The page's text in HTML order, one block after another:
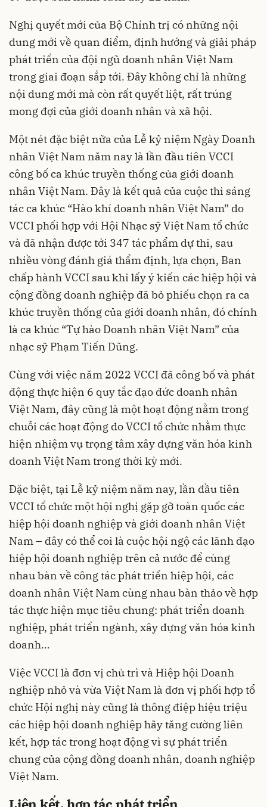
Nghị quyết mới của Bộ Chính trị có những nội
dung mới về quan điểm, định hướng và giải pháp
phát triển của đội ngũ doanh nhân Việt Nam
trong giai đoạn sắp tới. Đây không chỉ là những
nội dung mới mà còn rất quyết liệt, rất trúng
mong đợi của giới doanh nhân và xã hội.
Một nét đặc biệt nữa của Lễ kỷ niệm Ngày Doanh
nhân Việt Nam năm nay là lần đầu tiên VCCI
công bố ca khúc truyền thống của giới doanh
nhân Việt Nam. Đây là kết quả của cuộc thi sáng
tác ca khúc “Hào khí doanh nhân Việt Nam” do
VCCI phối hợp với Hội Nhạc sỹ Việt Nam tổ chức
và đã nhận được tới 347 tác phẩm dự thi, sau
nhiều vòng đánh giá thẩm định, lựa chọn, Ban
chấp hành VCCI sau khi lấy ý kiến các hiệp hội và
cộng đồng doanh nghiệp đã bỏ phiếu chọn ra ca
khúc truyền thống của giới doanh nhân, đó chính
là ca khúc “Tự hào Doanh nhân Việt Nam” của
nhạc sỹ Phạm Tiến Dũng.
Cùng với việc năm 2022 VCCI đã công bố và phát
động thực hiện 6 quy tắc đạo đức doanh nhân
Việt Nam, đây cũng là một hoạt động nằm trong
chuỗi các hoạt động do VCCI tổ chức nhằm thực
hiện nhiệm vụ trọng tâm xây dựng văn hóa kinh
doanh Việt Nam trong thời kỳ mới.
Đặc biệt, tại Lễ kỷ niệm năm nay, lần đầu tiên
VCCI tổ chức một hội nghị gặp gỡ toàn quốc các
hiệp hội doanh nghiệp và giới doanh nhân Việt
Nam – đây có thể coi là cuộc hội ngộ các lãnh đạo
hiệp hội doanh nghiệp trên cả nước để cùng
nhau bàn về công tác phát triển hiệp hội, các
doanh nhân Việt Nam cùng nhau bàn thảo về hợp
tác thực hiện mục tiêu chung: phát triển doanh
nghiệp, phát triển ngành, xây dựng văn hóa kinh
doanh…
Việc VCCI là đơn vị chủ trì và Hiệp hội Doanh
nghiệp nhỏ và vừa Việt Nam là đơn vị phối hợp tổ
chức Hội nghị này cũng là thông điệp hiệu triệu
các hiệp hội doanh nghiệp hãy tăng cường liên
kết, hợp tác trong hoạt động vì sự phát triển
chung của cộng đồng doanh nhân, doanh nghiệp
Việt Nam.